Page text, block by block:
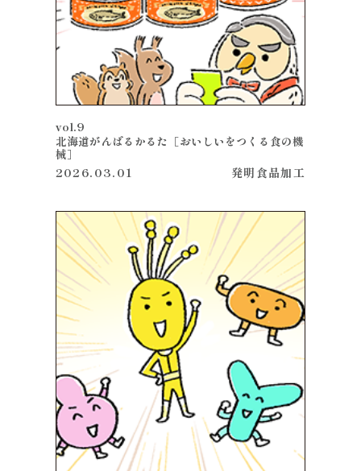
vol.9
北海道がんばるかるた［おいしいをつくる食の機
械］
2026.03.01
発明 食品加工